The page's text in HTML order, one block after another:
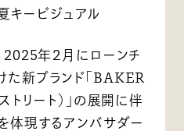
キービジュアル
年２月にローンチ
た新ブランド「BAKER
トリート）」の展開に伴
体現するアンバサダー